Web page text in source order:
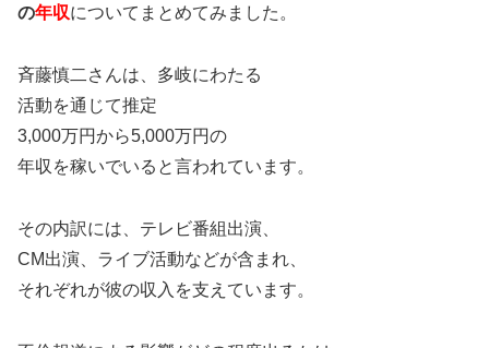
の年収についてまとめてみました。
斉藤慎二さんは、多岐にわたる
活動を通じて推定
3,000万円から5,000万円の
年収を稼いでいると言われています。
その内訳には、テレビ番組出演、
CM出演、ライブ活動などが含まれ、
それぞれが彼の収入を支えています。